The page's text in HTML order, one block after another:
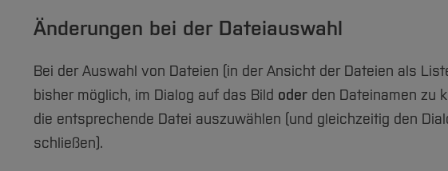
Änderungen bei der Dateiauswahl
Bei der Auswahl von Dateien (in der Ansicht der Dateien als
bisher möglich, im Dialog auf das Bild oder den Dateinamen zu
die entsprechende Datei auszuwählen (und gleichzeitig den
schließen).